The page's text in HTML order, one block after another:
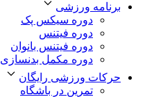
برنامه ورزشی
دوره سیکس پک
دوره فیتنس
دوره فیتنس بانوان
دوره مکمل بدنسازی
حرکات ورزشی رایگان
تمرین در باشگاه